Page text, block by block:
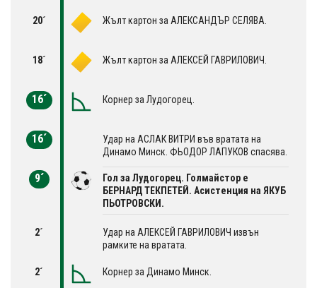
20´ Жълт картон за АЛЕКСАНДЪР СЕЛЯВА.
18´ Жълт картон за АЛЕКСЕЙ ГАВРИЛОВИЧ.
16´ Корнер за Лудогорец.
16´
Удар на АСЛАК ВИТРИ във вратата на
Динамо Минск. ФЬОДОР ЛАПУКОВ спасява.
9´
Гол за Лудогорец. Голмайстор е
БЕРНАРД ТЕКПЕТЕЙ. Асистенция на ЯКУБ
ПЬОТРОВСКИ.
2´
Удар на АЛЕКСЕЙ ГАВРИЛОВИЧ извън
рамките на вратата.
2´ Корнер за Динамо Минск.